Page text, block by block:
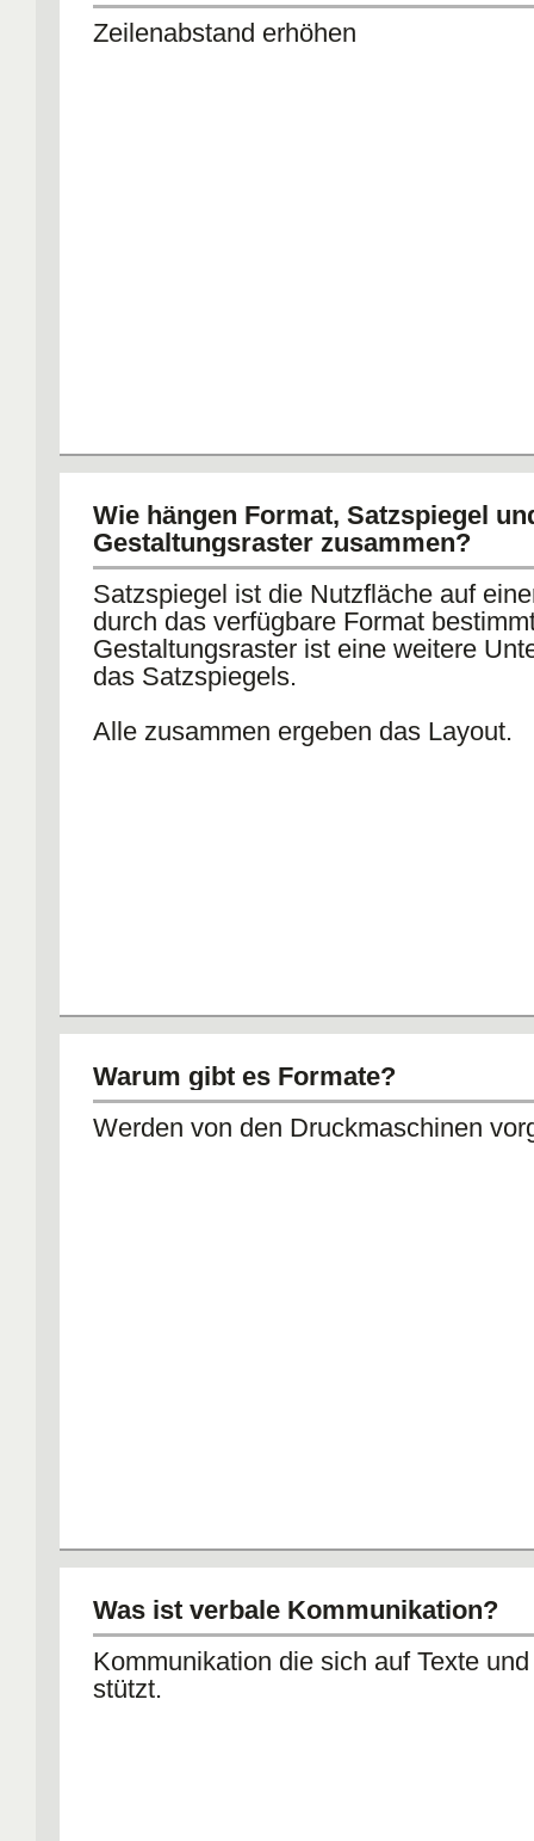
Zeilenabstand erhöhen
Wie hängen Format, Satzspiegel
Gestaltungsraster zusammen?
Satzspiegel ist die Nutzfläche auf
durch das verfügbare Format
Gestaltungsraster ist eine weitere
das Satzspiegels.
Alle zusammen ergeben das Layout.
Warum gibt es Formate?
Werden von den Druckmaschinen
Was ist verbale Kommunikation?
Kommunikation die sich auf Texte
stützt.